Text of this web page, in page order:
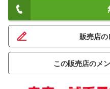
販売店
この販売店のメ